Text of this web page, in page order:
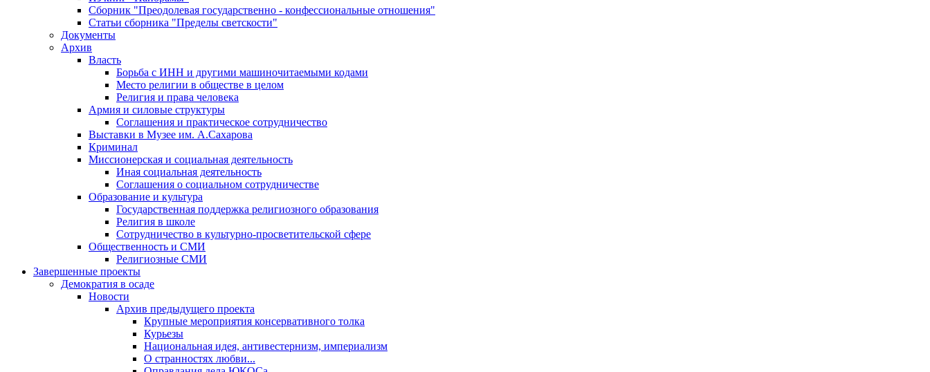
Сборник "Преодолевая государственно - конфессиональные отношения"
Статьи сборника "Пределы светскости"
Документы
Архив
Власть
Борьба с ИНН и другими машиночитаемыми кодами
Место религии в обществе в целом
Религия и права человека
Армия и силовые структуры
Соглашения и практическое сотрудничество
Выставки в Музее им. А.Сахарова
Криминал
Миссионерская и социальная деятельность
Иная социальная деятельность
Соглашения о социальном сотрудничестве
Образование и культура
Государственная поддержка религиозного образования
Религия в школе
Сотрудничество в культурно-просветительской сфере
Общественность и СМИ
Религиозные СМИ
Завершенные проекты
Демократия в осаде
Новости
Архив предыдущего проекта
Крупные мероприятия консервативного толка
Курьезы
Национальная идея, антивестернизм, империализм
О странностях любви...